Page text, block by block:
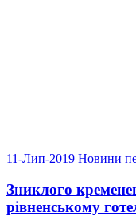
11-Лип-2019 Новини
Зниклого
рівненському